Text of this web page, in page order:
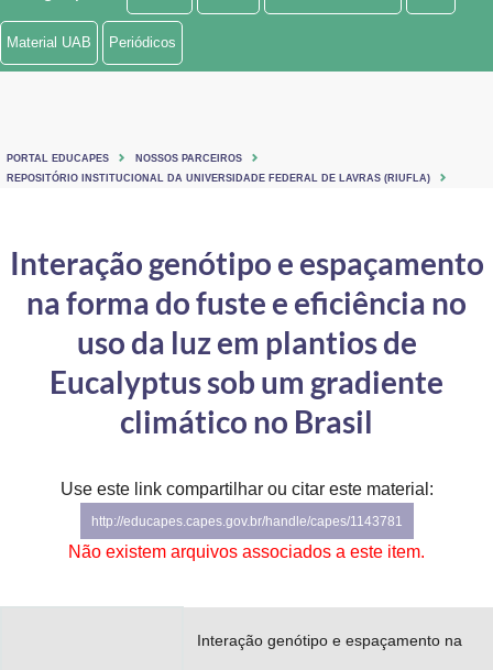
Ministério de Minas e Energia
Ministério do Turismo
Controladoria-Geral da União
Secretaria-Geral
Secretaria de Governo
Advocacia-Geral da União
Banco Central do Brasil
Planalto
Material UAB Periódicos
PORTAL EDUCAPES
NOSSOS PARCEIROS
REPOSITÓRIO INSTITUCIONAL DA UNIVERSIDADE FEDERAL DE LAVRAS (RIUFLA)
Interação genótipo e espaçamento
na forma do fuste e eficiência no
uso da luz em plantios de
Eucalyptus sob um gradiente
climático no Brasil
Use este link compartilhar ou citar este material:
http://educapes.capes.gov.br/handle/capes/1143781
Não existem arquivos associados a este item.
Interação genótipo e espaçamento na